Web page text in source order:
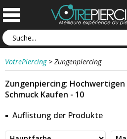
VotrePiercing > Zungenpiercing
Zungenpiercing: Hochwertigen
Schmuck Kaufen - 10
Auflistung der Produkte